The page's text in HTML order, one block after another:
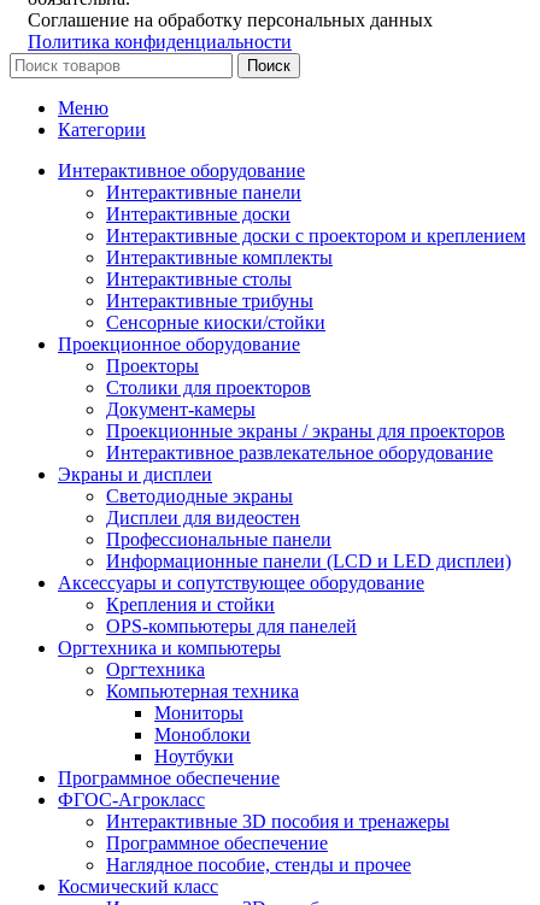
Соглашение на обработку персональных данных
Политика конфиденциальности
Поиск
Меню
Категории
Интерактивное оборудование
Интерактивные панели
Интерактивные доски
Интерактивные доски с проектором и креплением
Интерактивные комплекты
Интерактивные столы
Интерактивные трибуны
Сенсорные киоски/стойки
Проекционное оборудование
Проекторы
Столики для проекторов
Документ-камеры
Проекционные экраны / экраны для проекторов
Интерактивное развлекательное оборудование
Экраны и дисплеи
Светодиодные экраны
Дисплеи для видеостен
Профессиональные панели
Информационные панели (LCD и LED дисплеи)
Аксессуары и сопутствующее оборудование
Крепления и стойки
OPS-компьютеры для панелей
Оргтехника и компьютеры
Оргтехника
Компьютерная техника
Мониторы
Моноблоки
Ноутбуки
Программное обеспечение
ФГОС-Агрокласс
Интерактивные 3D пособия и тренажеры
Программное обеспечение
Наглядное пособие, стенды и прочее
Космический класс